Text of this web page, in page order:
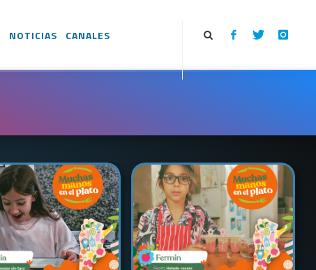
NOTICIAS
CANALES